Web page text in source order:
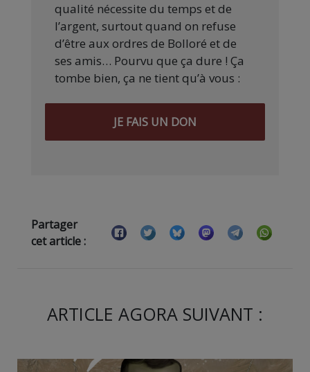
qualité nécessite du temps et de
l’argent, surtout quand on refuse
d’être aux ordres de Bolloré et de
ses amis… Pourvu que ça dure ! Ça
tombe bien, ça ne tient qu’à vous :
JE FAIS UN DON
Partager
cet article :
ARTICLE AGORA SUIVANT :